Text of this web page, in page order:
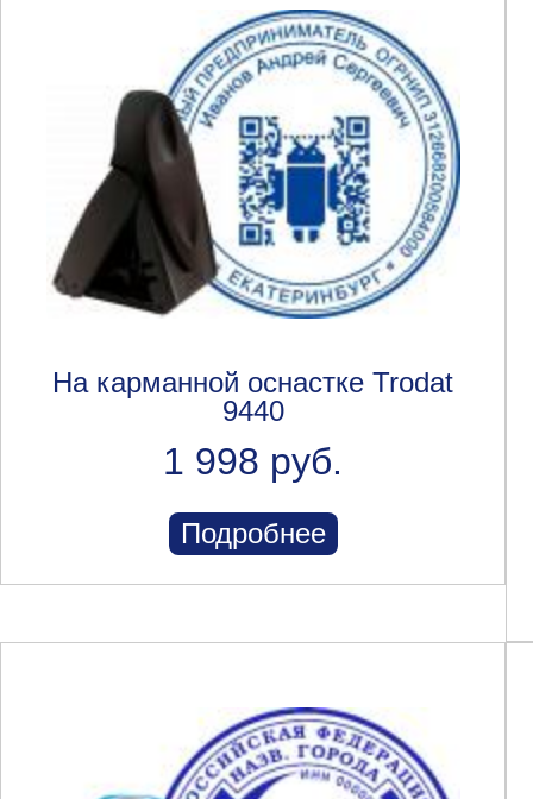
На карманной оснастке Trodat
9440
1 998 руб.
Подробнее